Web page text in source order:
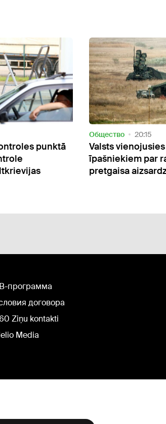
punktā
Oбщество 20:15
Valsts
īpašniekiem par
pretgaisa
программа
договора
Ziņu kontakti
Media